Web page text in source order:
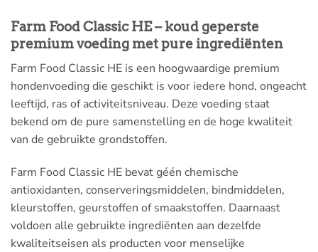
Farm Food Classic HE – koud geperste
premium voeding met pure ingrediënten
Farm Food Classic HE is een hoogwaardige premium
hondenvoeding die geschikt is voor iedere hond, ongeacht
leeftijd, ras of activiteitsniveau. Deze voeding staat
bekend om de pure samenstelling en de hoge kwaliteit
van de gebruikte grondstoffen.
Farm Food Classic HE bevat géén chemische
antioxidanten, conserveringsmiddelen, bindmiddelen,
kleurstoffen, geurstoffen of smaakstoffen. Daarnaast
voldoen alle gebruikte ingrediënten aan dezelfde
kwaliteitseisen als producten voor menselijke